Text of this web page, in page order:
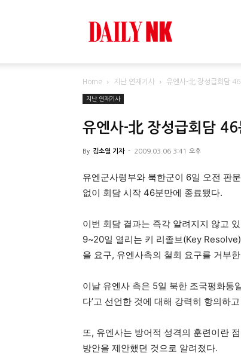
Home 지난 연재기사 유엔사-北 장성급회담
지난 연재기사
유엔사-北 장성급회담
By 김소열 기자 - 2009.03.06 3:41 오후
유엔군사령부와 북한군이 6일 오전 판
없이 회담 시작 46분만에 종료됐다.
이번 회담 결과는 즉각 알려지지 않고
9~20일 열리는 키 리졸브(Key
을 요구, 유엔사측의 철회 요구를 거부
이날 유엔사 측은 5일 북한 조국평화통
다’고 선언한 것에 대해 강력히 항의하
또, 유엔사는 방어적 성격의 훈련이란
방안을 제안했던 것으로 알려졌다.